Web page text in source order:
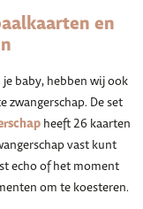
en
baby, hebben wij ook
De set
heeft 26 kaarten
vast kunt
echo of het moment
om te koesteren.